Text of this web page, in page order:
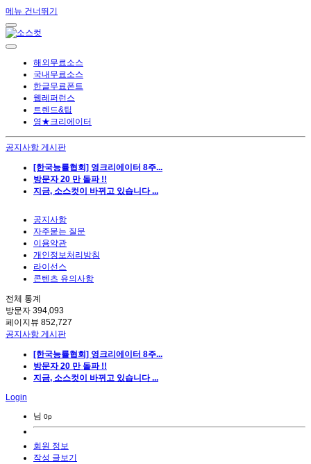
메뉴 건너뛰기
해외무료소스
국내무료소스
한글무료폰트
웹레퍼런스
트렌드&팁
영★크리에이터
공지사항 게시판
[한국능률협회] 영크리에이터 8주...
방문자 20 만 돌파 !!
지금, 소스컷이 바뀌고 있습니다 ...
공지사항
자주묻는 질문
이용약관
개인정보처리방침
라이선스
콘텐츠 유의사항
전체 통계
방문자 394,093
페이지뷰 852,727
공지사항 게시판
[한국능률협회] 영크리에이터 8주...
방문자 20 만 돌파 !!
지금, 소스컷이 바뀌고 있습니다 ...
Login
님 0p
회원 정보
작성 글보기